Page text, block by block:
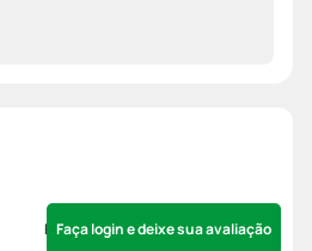
Faça login e deixe sua avaliação